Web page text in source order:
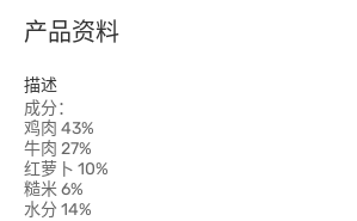
产品资料
描述
成分：
鸡肉 43%
牛肉 27%
红萝卜 10%
糙米 6%
水分 14%